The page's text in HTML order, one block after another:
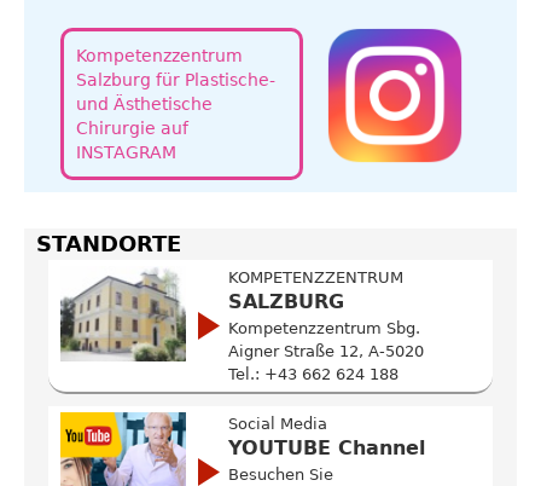
Kompetenzzentrum
Salzburg für Plastische-
und Ästhetische
Chirurgie auf
INSTAGRAM
STANDORTE
KOMPETENZZENTRUM
SALZBURG
Kompetenzzentrum Sbg.
Aigner Straße 12, A-5020
Tel.: +43 662 624 188
Social Media
YOUTUBE Channel
Besuchen Sie